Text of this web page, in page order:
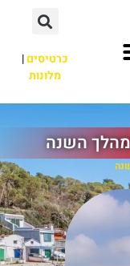
כרטיסים|
מלונות
השנה